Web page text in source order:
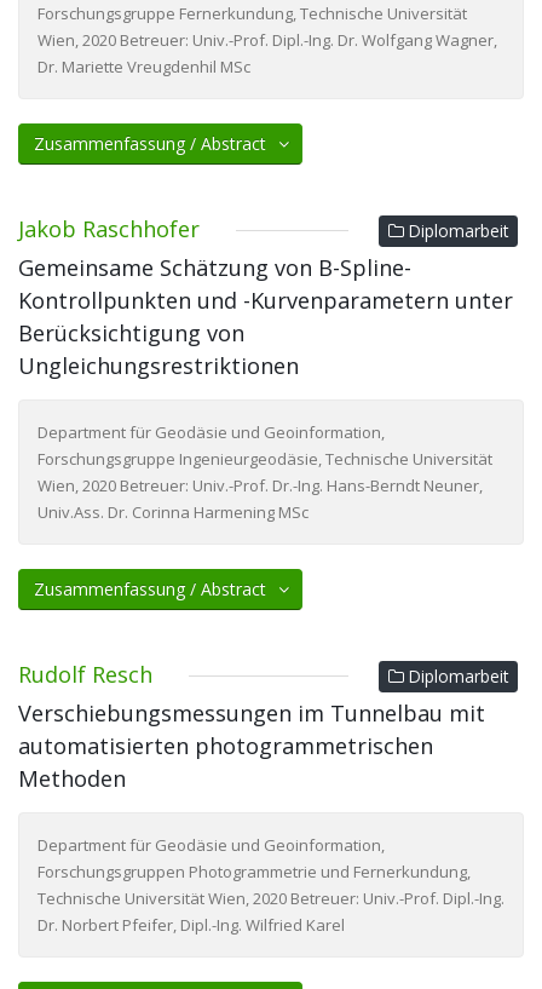
Forschungsgruppe Fernerkundung, Technische Universität
Wien, 2020 Betreuer: Univ.-Prof. Dipl.-Ing. Dr. Wolfgang Wagner,
Dr. Mariette Vreugdenhil MSc
Zusammenfassung / Abstract
Jakob Raschhofer Diplomarbeit
Gemeinsame Schätzung von B-Spline-
Kontrollpunkten und -Kurvenparametern unter
Berücksichtigung von
Ungleichungsrestriktionen
Department für Geodäsie und Geoinformation,
Forschungsgruppe Ingenieurgeodäsie, Technische Universität
Wien, 2020 Betreuer: Univ.-Prof. Dr.-Ing. Hans-Berndt Neuner,
Univ.Ass. Dr. Corinna Harmening MSc
Zusammenfassung / Abstract
Rudolf Resch Diplomarbeit
Verschiebungsmessungen im Tunnelbau mit
automatisierten photogrammetrischen
Methoden
Department für Geodäsie und Geoinformation,
Forschungsgruppen Photogrammetrie und Fernerkundung,
Technische Universität Wien, 2020 Betreuer: Univ.-Prof. Dipl.-Ing.
Dr. Norbert Pfeifer, Dipl.-Ing. Wilfried Karel